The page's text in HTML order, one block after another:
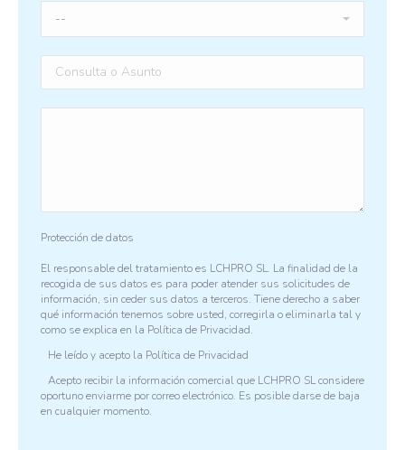
Protección de datos
El responsable del tratamiento es LCHPRO SL. La finalidad de la
recogida de sus datos es para poder atender sus solicitudes de
información, sin ceder sus datos a terceros. Tiene derecho a saber
qué información tenemos sobre usted, corregirla o eliminarla tal y
como se explica en la Política de Privacidad.
He leído y acepto la Política de Privacidad
Acepto recibir la información comercial que LCHPRO SL considere
oportuno enviarme por correo electrónico. Es posible darse de baja
en cualquier momento.